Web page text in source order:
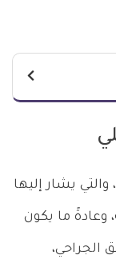
يشار إليها
وعادةً ما يكون
الجراحي،